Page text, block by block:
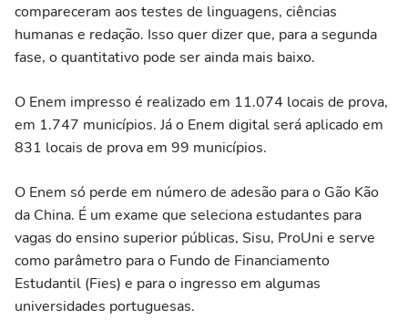
compareceram aos testes de linguagens, ciências
humanas e redação. Isso quer dizer que, para a segunda
fase, o quantitativo pode ser ainda mais baixo.
O Enem impresso é realizado em 11.074 locais de prova,
em 1.747 municípios. Já o Enem digital será aplicado em
831 locais de prova em 99 municípios.
O Enem só perde em número de adesão para o Gão Kão
da China. É um exame que seleciona estudantes para
vagas do ensino superior públicas, Sisu, ProUni e serve
como parâmetro para o Fundo de Financiamento
Estudantil (Fies) e para o ingresso em algumas
universidades portuguesas.